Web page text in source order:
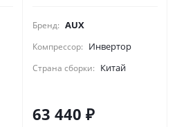
Бренд: AUX
Компрессор: Инвертор
Страна сборки: Китай
63 440 ₽